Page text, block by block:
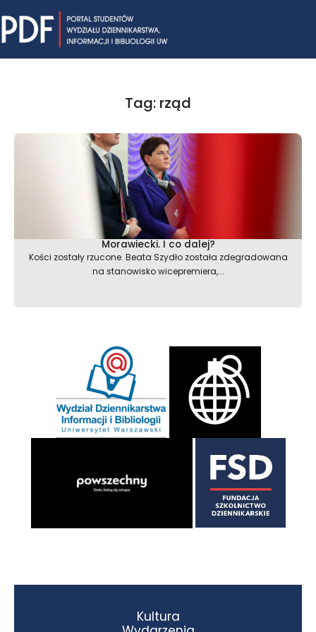
to
content
Tag: rząd
Morawiecki. I co dalej?
Kości zostały rzucone. Beata Szydło została zdegradowana
na stanowisko wicepremiera,...
Kultura